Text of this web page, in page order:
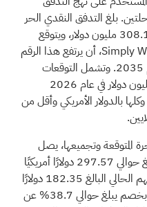
بلغ التدفق النقدي الحر
خلال الاثني عشر شهرًا الماضية حوالي 308.1 مليون دولار، ويتوقع
المحللون، بالإضافة إلى توقعات Simply Wall St، أن يرتفع هذا الرقم
إلى حوالي 564.1 مليون دولار في عام 2035. وتشمل التوقعات
المحددة ضمن هذا النطاق 353.6 مليون دولار في عام 2026
مليون دولار في عام 2028، وكلها بالدولار الأمريكي وأقل من
المتوقعة وتجميعها، يصل
النموذج إلى قيمة جوهرية تقديرية تبلغ حوالي 297.57 دولارًا أمريكيًا
للسهم الواحد. وبالمقارنة مع سعر السهم الحالي البالغ 182.35 دولارًا
أمريكيًا، فهذا يعني أن السهم يُتداول بخصم يبلغ حوالي 38.7% عن